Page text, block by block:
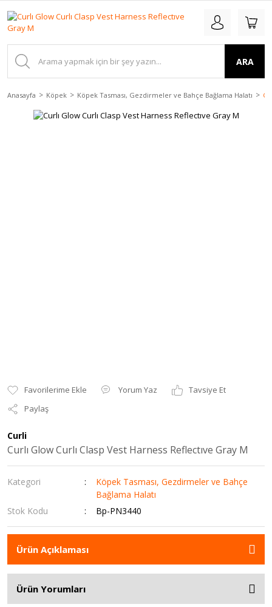
ARA
Anasayfa Köpek Köpek Tasması, Gezdirmeler ve Bahçe Bağlama Halatı
Yorum Yaz
Tavsiye Et
Paylaş
Curli
Curlı Glow Curlı Clasp Vest Harness Reflectıve Gray M
Kategori
Köpek Tasması, Gezdirmeler ve Bahçe
Bağlama Halatı
Stok Kodu
Bp-PN3440
Ürün Açıklaması
Ürün Yorumları